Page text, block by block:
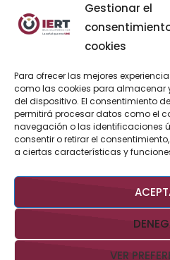
Gestionar el
cookies
Para ofrecer las mejores
como las cookies para
del dispositivo. El consentimiento
permitirá procesar datos como el
navegación o las identificaciones
consentir o retirar el
a ciertas características y
VER
24 26 27
«
Jul
BUSCAR AHORA